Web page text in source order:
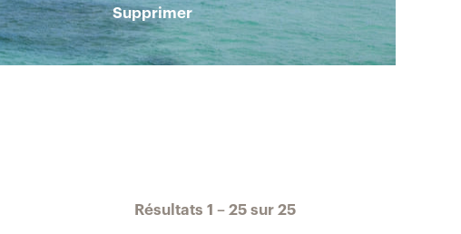
Supprimer
Résultats 1 – 25 sur 25